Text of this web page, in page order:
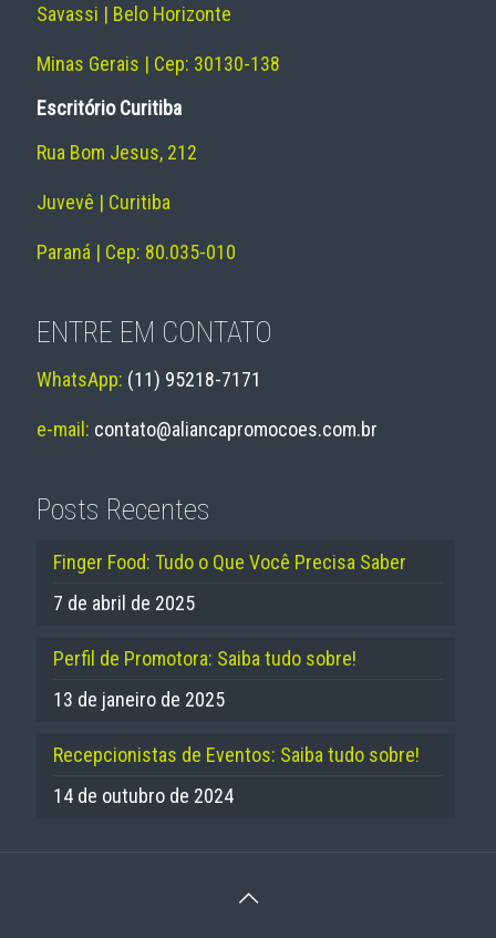
Savassi | Belo Horizonte
Minas Gerais | Cep: 30130-138
Escritório Curitiba
Rua Bom Jesus, 212
Juvevê | Curitiba
Paraná | Cep: 80.035-010
ENTRE EM CONTATO
WhatsApp: (11) 95218-7171
e-mail: contato@aliancapromocoes.com.br
Posts Recentes
Finger Food: Tudo o Que Você Precisa Saber
7 de abril de 2025
Perfil de Promotora: Saiba tudo sobre!
13 de janeiro de 2025
Recepcionistas de Eventos: Saiba tudo sobre!
14 de outubro de 2024